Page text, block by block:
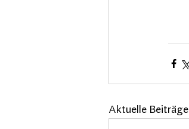
Aktuelle Beiträge